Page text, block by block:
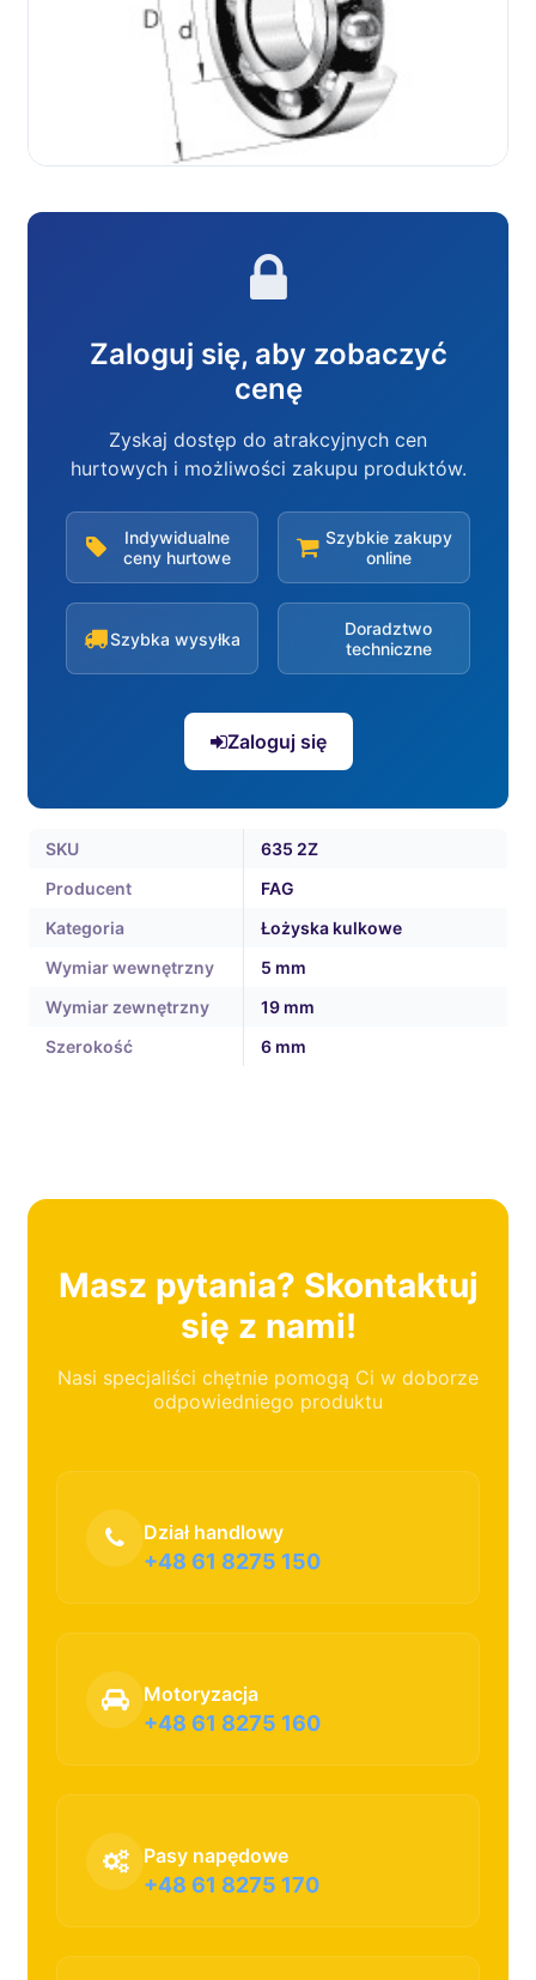
Zaloguj się, aby zobaczyć
cenę
Zyskaj dostęp do atrakcyjnych cen
hurtowych i możliwości zakupu produktów.
Indywidualne
ceny hurtowe
Szybkie zakupy
online
Szybka wysyłka
Doradztwo
techniczne
Zaloguj się
SKU
635 2Z
Producent
FAG
Kategoria
Łożyska kulkowe
Wymiar wewnętrzny
5 mm
Wymiar zewnętrzny
19 mm
Szerokość
6 mm
Masz pytania? Skontaktuj
się z nami!
Nasi specjaliści chętnie pomogą Ci w doborze
odpowiedniego produktu
Dział handlowy
+48 61 8275 150
Motoryzacja
+48 61 8275 160
Pasy napędowe
+48 61 8275 170